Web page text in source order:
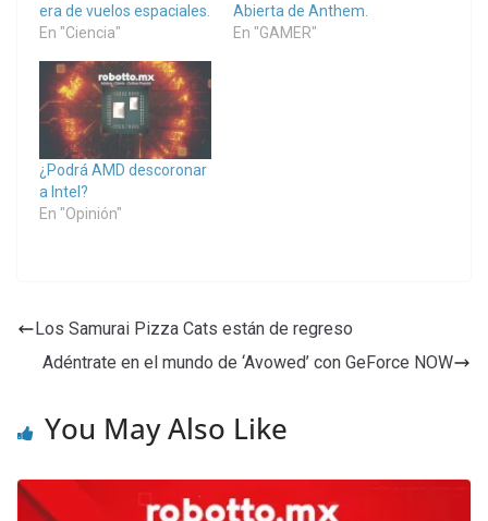
era de vuelos espaciales.
En "Ciencia"
Abierta de Anthem.
En "GAMER"
¿Podrá AMD descoronar
a Intel?
En "Opinión"
Los Samurai Pizza Cats están de regreso
Adéntrate en el mundo de ‘Avowed’ con GeForce NOW
You May Also Like